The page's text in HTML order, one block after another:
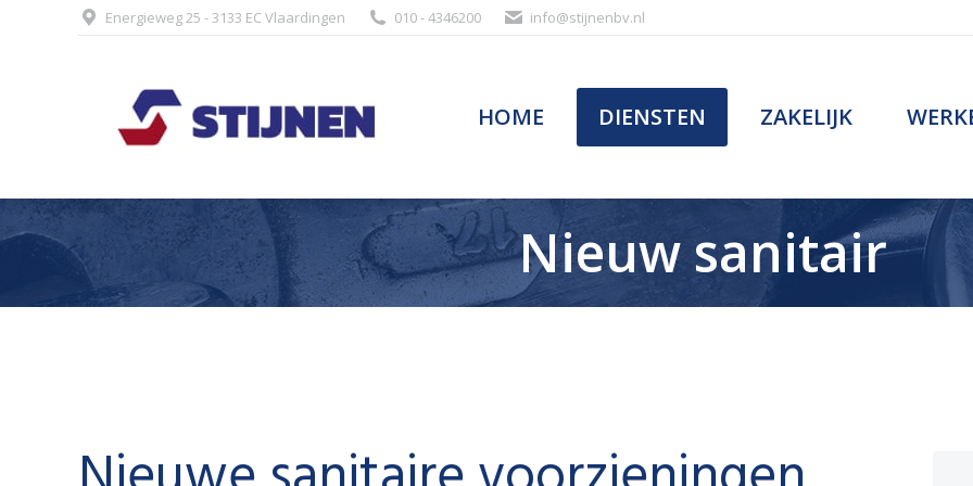
Energieweg 25 - 3133 EC Vlaardingen 010 - 4346200 info@stijnenbv.nl
HOME DIENSTEN ZAKELIJK
Nieuw sanitair
HOME DIENSTEN ZAKELIJK